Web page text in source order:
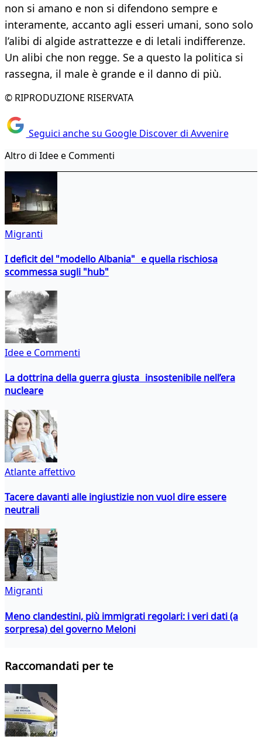
non si amano e non si difendono sempre e
interamente, accanto agli esseri umani, sono solo
l’alibi di algide astrattezze e di letali indifferenze.
Un alibi che non regge. Se a questo la politica si
rassegna, il male è grande e il danno di più.
© RIPRODUZIONE RISERVATA
Seguici anche su Google Discover di Avvenire
Altro di Idee e Commenti
Migranti
I deficit del "modello Albania" e quella rischiosa
scommessa sugli "hub"
Idee e Commenti
La dottrina della guerra giusta insostenibile nell’era
nucleare
Atlante affettivo
Tacere davanti alle ingiustizie non vuol dire essere
neutrali
Migranti
Meno clandestini, più immigrati regolari: i veri dati (a
sorpresa) del governo Meloni
Raccomandati per te